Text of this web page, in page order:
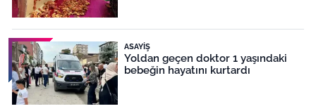
ASAYIŞ
Yoldan geçen doktor 1 yaşındaki
bebeğin hayatını kurtardı